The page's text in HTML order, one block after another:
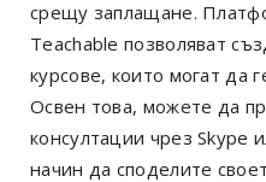
срещу заплащане.
Teachable позволяват
курсове, които могат да
Освен това, можете да
консултации чрез Skype
начин да споделите